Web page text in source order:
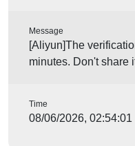
Message
[Aliyun]The
minutes. Don't share
Time
08/06/2026, 02:54:01